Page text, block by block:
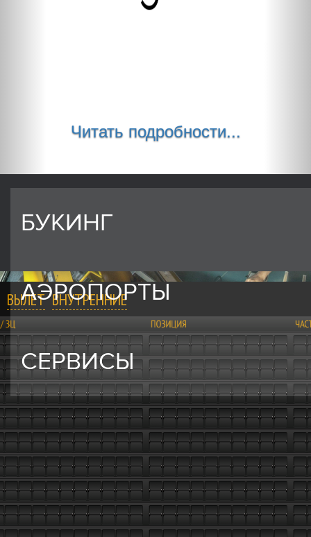
Читать подробности...
БУКИНГ
АЭРОПОРТЫ
СЕРВИСЫ
ВЫЛЕТ ВНУТРЕННИЕ